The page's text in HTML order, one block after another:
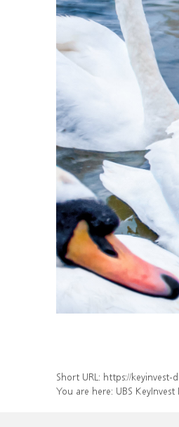
Short URL: https://keyinvest-
You are here: UBS